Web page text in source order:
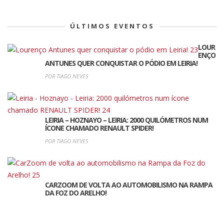
ÚLTIMOS EVENTOS
LOUR
ENÇO
ANTUNES QUER CONQUISTAR O PÓDIO EM LEIRIA!
POR TIAGO NEVES
LEIRIA – HOZNAYO – LEIRIA: 2000 QUILÓMETROS NUM
ÍCONE CHAMADO RENAULT SPIDER!
POR TIAGO NEVES
CARZOOM DE VOLTA AO AUTOMOBILISMO NA RAMPA
DA FOZ DO ARELHO!